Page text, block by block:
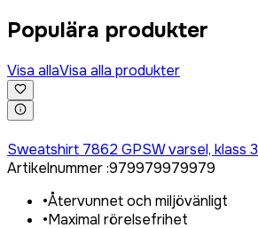
Populära produkter
Visa allaVisa alla produkter
Sweatshirt 7862 GPSW varsel, klass 3
Artikelnummer:979979979979
•Återvunnet och miljövänligt
•Maximal rörelsefrihet